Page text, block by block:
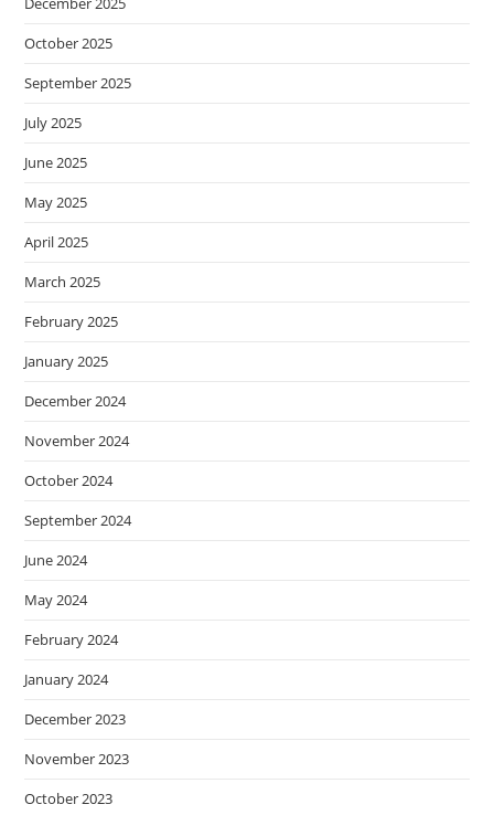
October 2025
September 2025
July 2025
June 2025
May 2025
April 2025
March 2025
February 2025
January 2025
December 2024
November 2024
October 2024
September 2024
June 2024
May 2024
February 2024
January 2024
December 2023
November 2023
October 2023